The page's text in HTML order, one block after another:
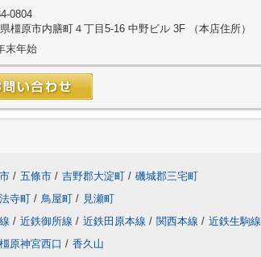
0804
橿原市内膳町４丁目5-16 中野ビル 3F （本店住所）
末年始
/ 五條市 / 吉野郡大淀町 / 磯城郡三宅町
寺町 / 鳥屋町 / 見瀬町
/ 近鉄御所線 / 近鉄田原本線 / 関西本線 / 近鉄生駒線
橿原神宮西口 / 香久山